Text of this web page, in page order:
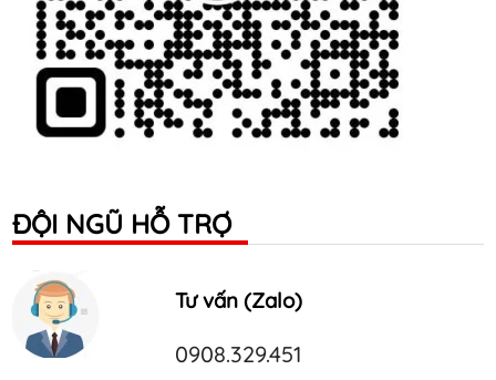
ĐỘI NGŨ HỖ TRỢ
Tư vấn (Zalo)
0908.329.451